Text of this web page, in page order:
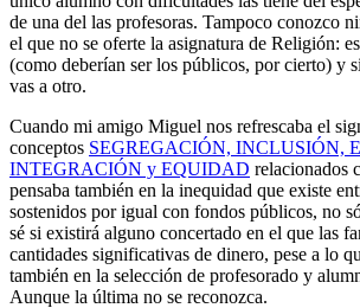
de una del las profesoras. Tampoco conozco
el que no se oferte la asignatura de Religión:
(como deberían ser los públicos, por cierto) y
vas a otro.
Cuando mi amigo Miguel nos refrescaba el
conceptos SEGREGACIÓN, INCLUSIÓN,
INTEGRACIÓN y EQUIDAD relacionados
pensaba también en la inequidad que existe
sostenidos por igual con fondos públicos, no
sé si existirá alguno concertado en el que las
cantidades significativas de dinero, pese a lo
también en la selección de profesorado y
Aunque la última no se reconozca.